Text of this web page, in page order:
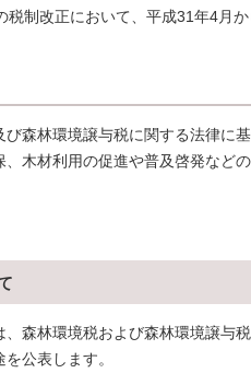
制改正において、平成31年4月
森林環境譲与税に関する法律に
木材利用の促進や普及啓発など
森林環境税および森林環境譲与
公表します。